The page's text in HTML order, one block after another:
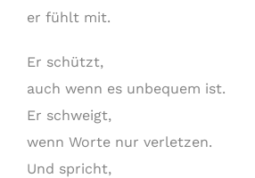
er fühlt mit.
Er schützt,
auch wenn es unbequem ist.
Er schweigt,
wenn Worte nur verletzen.
Und spricht,